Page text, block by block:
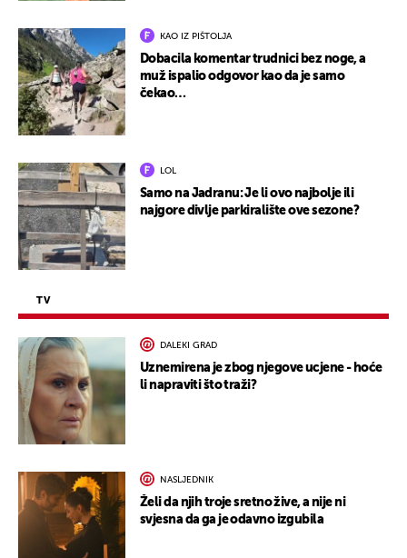
KAO IZ PIŠTOLJA
Dobacila komentar trudnici bez noge, a
muž ispalio odgovor kao da je samo
čekao…
LOL
Samo na Jadranu: Je li ovo najbolje ili
najgore divlje parkiralište ove sezone?
TV
DALEKI GRAD
Uznemirena je zbog njegove ucjene - hoće
li napraviti što traži?
NASLJEDNIK
Želi da njih troje sretno žive, a nije ni
svjesna da ga je odavno izgubila